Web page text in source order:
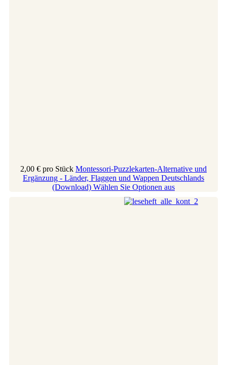
2,00 € pro Stück Montessori-Puzzlekarten-Alternative und
Ergänzung - Länder, Flaggen und Wappen Deutschlands
(Download) Wählen Sie Optionen aus